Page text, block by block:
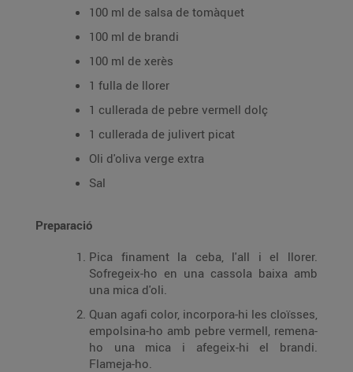
100 ml de salsa de tomàquet
100 ml de brandi
100 ml de xerès
1 fulla de llorer
1 cullerada de pebre vermell dolç
1 cullerada de julivert picat
Oli d'oliva verge extra
Sal
Preparació
Pica finament la ceba, l'all i el llorer.
Sofregeix-ho en una cassola baixa amb
una mica d'oli.
Quan agafi color, incorpora-hi les cloïsses,
empolsina-ho amb pebre vermell, remena-
ho una mica i afegeix-hi el brandi.
Flameja-ho.